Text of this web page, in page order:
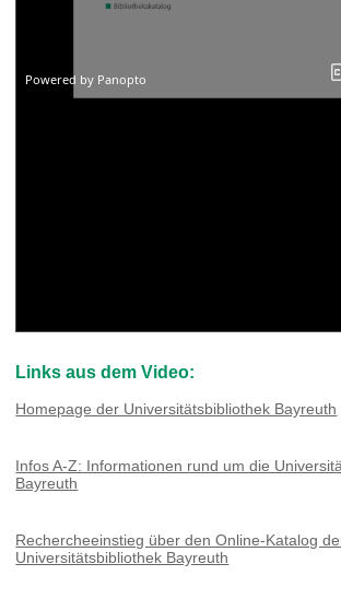
Links aus dem Video:
Homepage der Universitätsbibliothek Bayreuth
Infos A-Z: Informationen rund um die
Bayreuth
Rechercheeinstieg über den Online-Katalog
Universitätsbibliothek Bayreuth